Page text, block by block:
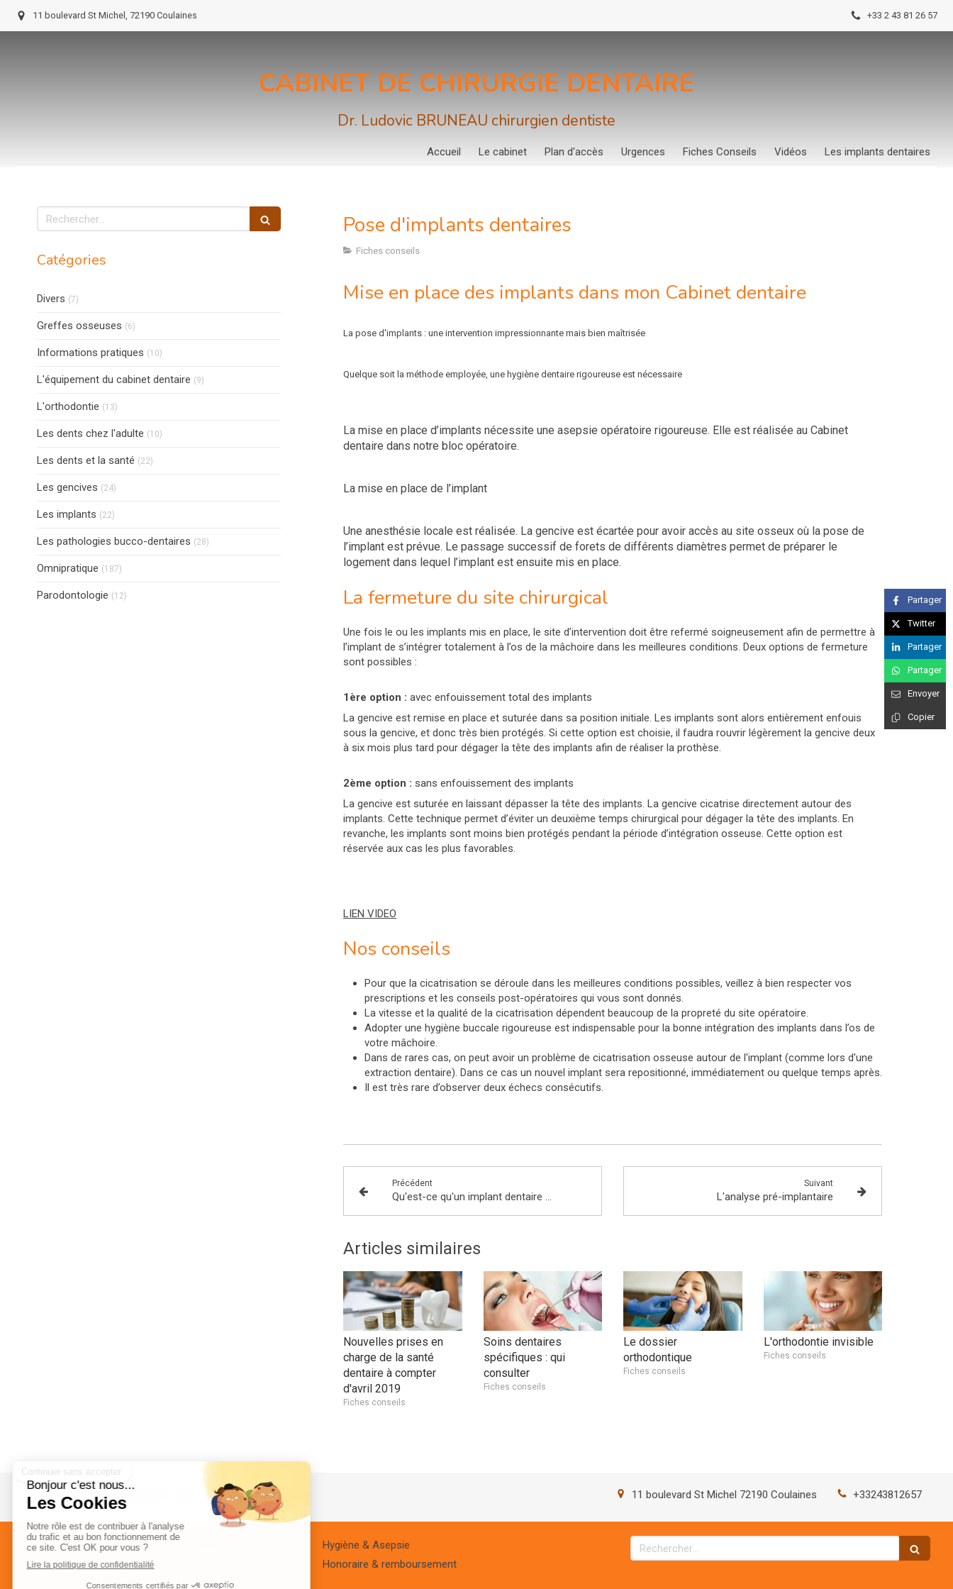
11 boulevard St Michel, 72190 Coulaines +33 2 43 81 26 57
CABINET DE CHIRURGIE DENTAIRE
Dr. Ludovic BRUNEAU chirurgien dentiste
Accueil Le cabinet Plan d'accès Urgences Fiches Conseils Vidéos Les implants dentaires
Pose d'implants dentaires
Fiches conseils
Mise en place des implants dans mon Cabinet dentaire
La pose d'implants : une intervention impressionnante mais bien maîtrisée
Quelque soit la méthode employée, une hygiène dentaire rigoureuse est nécessaire
La mise en place d’implants nécessite une asepsie opératoire rigoureuse. Elle est réalisée au Cabinet
dentaire dans notre bloc opératoire.
La mise en place de l’implant
Une anesthésie locale est réalisée. La gencive est écartée pour avoir accès au site osseux où la pose de
l’implant est prévue. Le passage successif de forets de différents diamètres permet de préparer le
logement dans lequel l’implant est ensuite mis en place.
La fermeture du site chirurgical
Une fois le ou les implants mis en place, le site d’intervention doit être refermé soigneusement afin de permettre à
l’implant de s’intégrer totalement à l’os de la mâchoire dans les meilleures conditions. Deux options de fermeture
sont possibles :
1ère option : avec enfouissement total des implants
La gencive est remise en place et suturée dans sa position initiale. Les implants sont alors entièrement enfouis
sous la gencive, et donc très bien protégés. Si cette option est choisie, il faudra rouvrir légèrement la gencive deux
à six mois plus tard pour dégager la tête des implants afin de réaliser la prothèse.
2ème option : sans enfouissement des implants
La gencive est suturée en laissant dépasser la tête des implants. La gencive cicatrise directement autour des
implants. Cette technique permet d’éviter un deuxième temps chirurgical pour dégager la tête des implants. En
revanche, les implants sont moins bien protégés pendant la période d’intégration osseuse. Cette option est
réservée aux cas les plus favorables.
LIEN VIDEO
Nos conseils
Pour que la cicatrisation se déroule dans les meilleures conditions possibles, veillez à bien respecter vos
prescriptions et les conseils post-opératoires qui vous sont donnés.
La vitesse et la qualité de la cicatrisation dépendent beaucoup de la propreté du site opératoire.
Adopter une hygiène buccale rigoureuse est indispensable pour la bonne intégration des implants dans l’os de
votre mâchoire.
Dans de rares cas, on peut avoir un problème de cicatrisation osseuse autour de l'implant (comme lors d'une
extraction dentaire). Dans ce cas un nouvel implant sera repositionné, immédiatement ou quelque temps après.
Il est très rare d’observer deux échecs consécutifs.
Précédent
Qu'est-ce qu'un implant dentaire ? Indications et contre-indications
Suivant
L'analyse pré-implantaire
Articles similaires
Nouvelles prises en
charge de la santé
dentaire à compter
d'avril 2019
Fiches conseils
Soins dentaires
spécifiques : qui
consulter
Fiches conseils
Le dossier
orthodontique
Fiches conseils
L'orthodontie invisible
Fiches conseils
Partager
Twitter
Partager
Partager
Envoyer
Copier
Rechercher
Catégories
Divers (7)
Greffes osseuses (6)
Informations pratiques (10)
L'équipement du cabinet dentaire (9)
L'orthodontie (13)
Les dents chez l'adulte (10)
Les dents et la santé (22)
Les gencives (24)
Les implants (22)
Les pathologies bucco-dentaires (28)
Omnipratique (187)
Parodontologie (12)
CABINET DE CHIRURGIE DENTAIRE 11 boulevard St Michel 72190 Coulaines +33243812657
Politique de confidentialité et charte cookie
Mentions légales
Conditions Générales Utilisation
Hygiène & Asepsie
Honoraire & remboursement
Rechercher